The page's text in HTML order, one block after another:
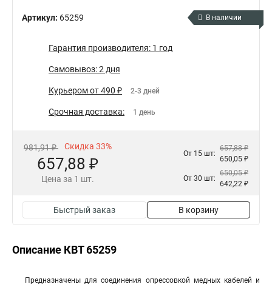
Артикул: 65259 В наличии
Гарантия производителя: 1 год
Самовывоз: 2 дня
Курьером от 490 ₽ 2-3 дней
Срочная доставка: 1 день
981,91 ₽ Скидка 33%
657,88 ₽
Цена за 1 шт.
От 15 шт:
657,88 ₽
650,05 ₽
От 30 шт:
650,05 ₽
642,22 ₽
Быстрый заказ В корзину
Описание КВТ 65259
Предназна­че­ны для со­еди­не­ния опрессовкой медных ка­бе­лей и